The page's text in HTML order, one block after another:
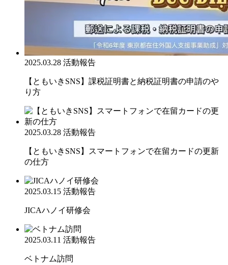
2025.03.28 活動報告
【ともいきSNS】課税証明書と納税証明書の申請のや
り方
2025.03.28 活動報告
【ともいきSNS】スマートフォンで在留カードの更新
の仕方
2025.03.15 活動報告
JICAハノイ研修会
2025.03.11 活動報告
ベトナム訪問